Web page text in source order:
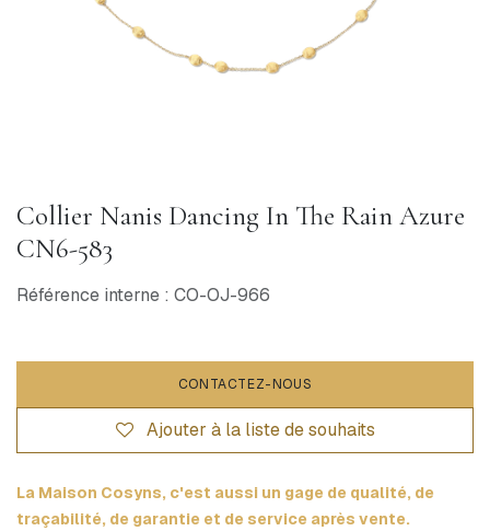
Collier Nanis Dancing In The Rain Azure
CN6-583
Référence interne : CO-OJ-966
CONTACTEZ-NOUS
Ajouter à la liste de souhaits
La Maison Cosyns, c'est aussi un gage de qualité, de
traçabilité, de garantie et de service après vente.